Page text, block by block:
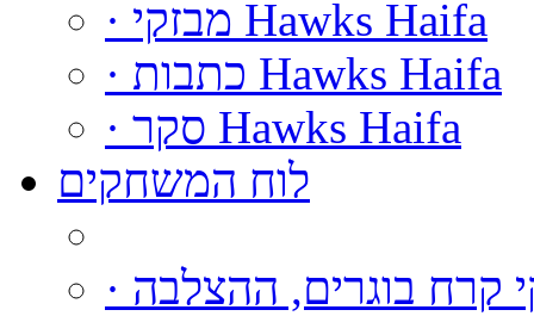
· מבזקי Hawks Haifa
· כתבות Hawks Haifa
· סקר Hawks Haifa
לוח המשחקים
קרח בוגרים, ההצלבה